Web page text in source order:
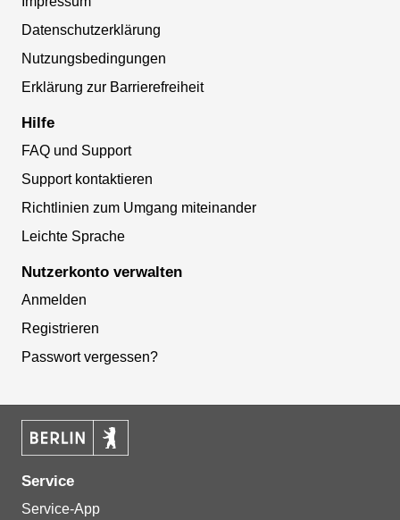
Datenschutzerklärung
Nutzungsbedingungen
Erklärung zur Barrierefreiheit
Hilfe
FAQ und Support
Support kontaktieren
Richtlinien zum Umgang miteinander
Leichte Sprache
Nutzerkonto verwalten
Anmelden
Registrieren
Passwort vergessen?
Service
Service-App